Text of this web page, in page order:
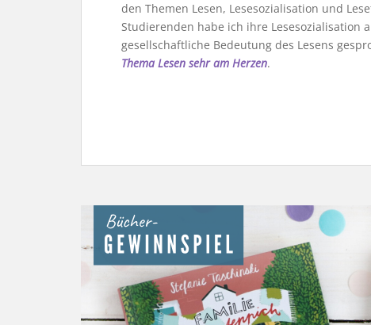
den Themen Lesen, Lesesozialisation und
Studierenden habe ich ihre
gesellschaftliche Bedeutung des Lesens
Thema Lesen sehr am Herzen.